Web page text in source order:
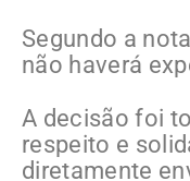
Segundo a
não haverá
A decisão foi
respeito e
diretamente